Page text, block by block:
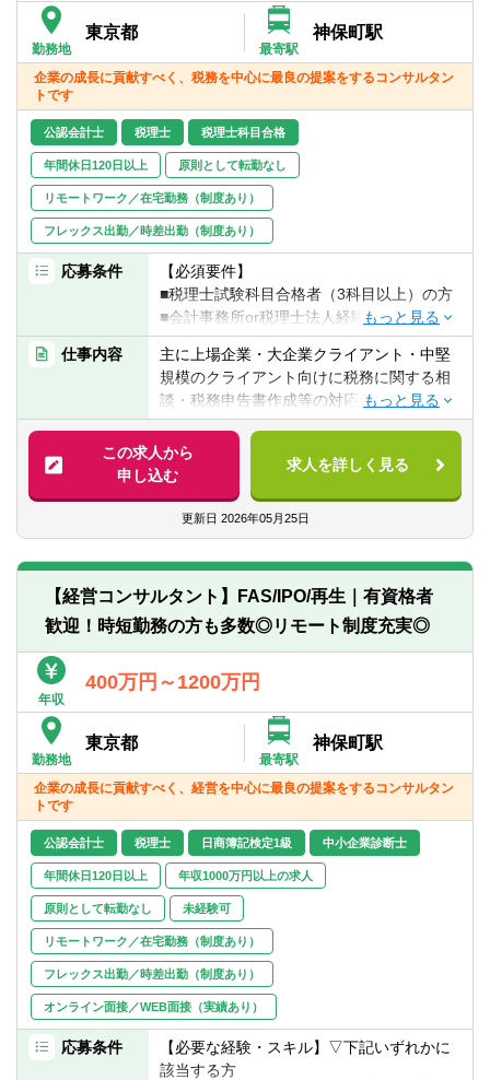
【同社の特徴】
課題提起や計画策定で終わらず、お客様の
成果創出にコミットするため、伴走支援を
行っております。
プが高まり、「社長の最良の相談相手」と
なります。
勤務地
東京都
最寄駅
神保町駅
企業の成長に貢献すべく、税務を中心に最良の提案をするコンサルタン
トです
公認会計士 税理士 税理士科目合格
年間休日120日以上 原則として転勤なし
リモートワーク／在宅勤務（制度あり）
フレックス出勤／時差出勤（制度あり）
応募条件
【必須要件】
■税理士試験科目合格者（3科目以上）の方
■会計事務所or税理士法人経験者
■コミュニケーション力を重視します
■思考能力及び提案力を要します
■自己が行った仕事等に対する責任感
■ＰＣスキル
【歓迎する必須経験・スキル】
■税理士資格・公認会計士資格をお持ちの方
仕事内容
主に上場企業・大企業クライアント・中堅
規模のクライアント向けに税務に関する相
談・税務申告書作成等の対応を行います。
具体的には以下の業務を行います。
■クライアントの税務に関する相談等の対応
■税務申告書作成や税務、会計に関する分析
業務等
■資産税を中心とする税務コンサルや財産保
全等コンサル
■事業承継に関するコンサルティング、国際
税務等
■各種税務申告書等作成
※勤務先：アタックス税理士法人
【アタックス税理士法人について】
アタックス税理士法人（税務カンパニー）
は、東京・名古屋・大阪・静岡・仙台に拠
点を持つ総勢約90名のカンパニーです。
作成や事業承継、相続対策、国際税務等の
支援を行っております。
この求人から
申し込む
求人を詳しく見る
更新日 2026年05月25日
【経営コンサルタント】FAS/IPO/再生｜有資格者
歓迎！時短勤務の方も多数◎リモート制度充実◎
年収
400万円～1200万円
勤務地
東京都
最寄駅
神保町駅
企業の成長に貢献すべく、経営を中心に最良の提案をするコンサルタン
トです
公認会計士 税理士 日商簿記検定1級 中小企業診断士
年間休日120日以上 年収1000万円以上の求人
原則として転勤なし 未経験可
リモートワーク／在宅勤務（制度あり）
フレックス出勤／時差出勤（制度あり）
オンライン面接／WEB面接（実績あり）
応募条件
【必要な経験・スキル】▽下記いずれかに
該当する方